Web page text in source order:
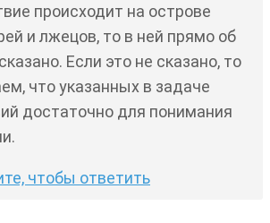
происходит на острове
и лжецов, то в ней прямо об
Если это не сказано, то
что указанных в задаче
достаточно для понимания
чтобы ответить